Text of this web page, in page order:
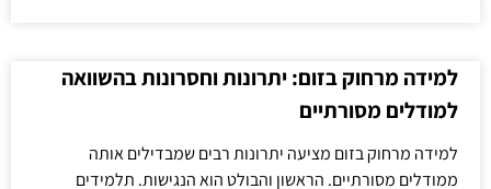
למידה מרחוק בזום: יתרונות וחסרונות בהשוואה
למודלים מסורתיים
למידה מרחוק בזום מציעה יתרונות רבים שמבדילים אותה
ממודלים מסורתיים. הראשון והבולט הוא הנגישות. תלמידים